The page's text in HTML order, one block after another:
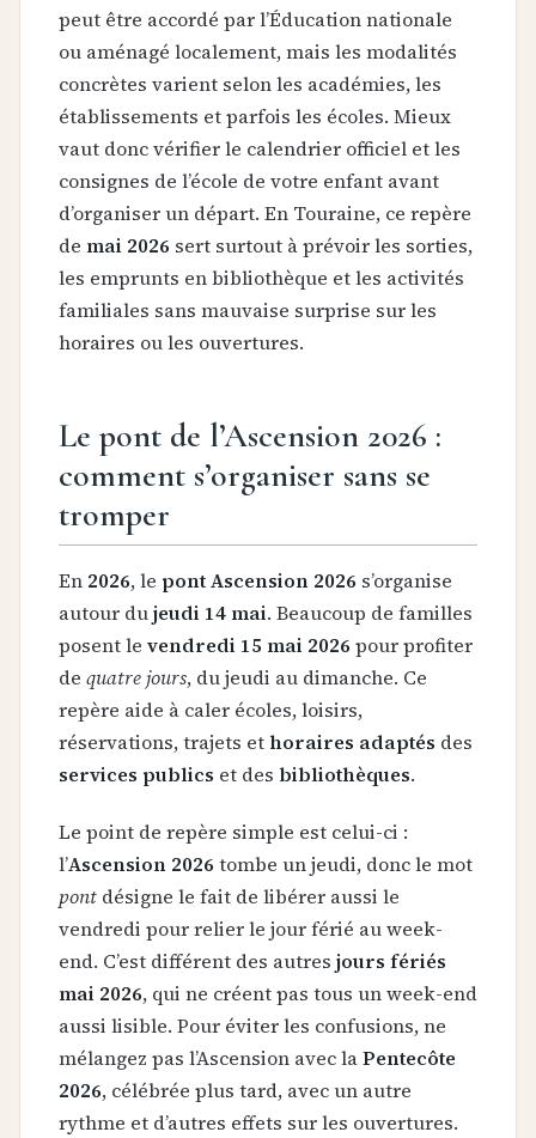
peut être accordé par l’Éducation nationale
ou aménagé localement, mais les modalités
concrètes varient selon les académies, les
établissements et parfois les écoles. Mieux
vaut donc vérifier le calendrier officiel et les
consignes de l’école de votre enfant avant
d’organiser un départ. En Touraine, ce repère
de mai 2026 sert surtout à prévoir les sorties,
les emprunts en bibliothèque et les activités
familiales sans mauvaise surprise sur les
horaires ou les ouvertures.
Le pont de l’Ascension 2026 :
comment s’organiser sans se
tromper
En 2026, le pont Ascension 2026 s’organise
autour dujeudi 14 mai. Beaucoup de familles
posent le vendredi 15 mai 2026 pour profiter
de quatre jours, du jeudi au dimanche. Ce
repère aide à caler écoles, loisirs,
réservations, trajets ethoraires adaptés des
services publics et des bibliothèques.
Le point de repère simple est celui-ci :
l’Ascension 2026 tombe un jeudi, donc le mot
pont désigne le fait de libérer aussi le
vendredi pour relier le jour férié au week-
end. C’est différent des autres jours fériés
mai 2026, qui ne créent pas tous un week-end
aussi lisible. Pour éviter les confusions, ne
mélangez pas l’Ascension avec laPentecôte
2026, célébrée plus tard, avec un autre
rythme et d’autres effets sur les ouvertures.